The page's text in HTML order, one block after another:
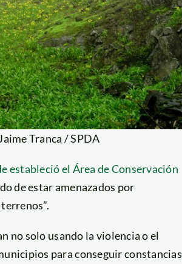
Tranca / SPDA
estableció el Área de Conservación
de estar amenazados por
no solo usando la violencia o el
para conseguir constancias